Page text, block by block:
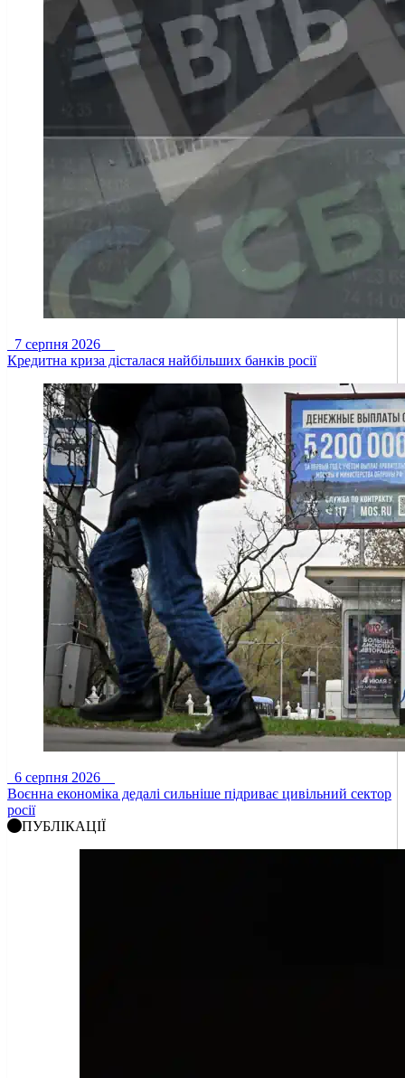
7 серпня 2026
Кредитна криза дісталася найбільших банків росії
6 серпня 2026
Воєнна економіка дедалі сильніше підриває цивільний сектор
росії
ПУБЛІКАЦІЇ